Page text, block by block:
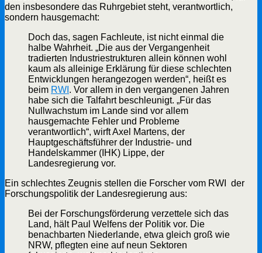
den insbesondere das Ruhrgebiet steht, verantwortlich,
sondern hausgemacht:
Doch das, sagen Fachleute, ist nicht einmal die
halbe Wahrheit. „Die aus der Vergangenheit
tradierten Industriestrukturen allein können wohl
kaum als alleinige Erklärung für diese schlechten
Entwicklungen herangezogen werden“, heißt es
beim RWI . Vor allem in den vergangenen Jahren
habe sich die Talfahrt beschleunigt. „Für das
Nullwachstum im Lande sind vor allem
hausgemachte Fehler und Probleme
verantwortlich“, wirft Axel Martens, der
Hauptgeschäftsführer der Industrie- und
Handelskammer (IHK) Lippe, der
Landesregierung vor.
Ein schlechtes Zeugnis stellen die Forscher vom RWI der
Forschungspolitik der Landesregierung aus:
Bei der Forschungsförderung verzettele sich das
Land, hält Paul Welfens der Politik vor. Die
benachbarten Niederlande, etwa gleich groß wie
NRW, pflegten eine auf neun Sektoren